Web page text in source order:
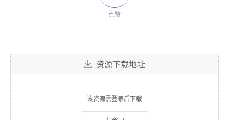
点赞
资源下载地址
该资源需登录后下载